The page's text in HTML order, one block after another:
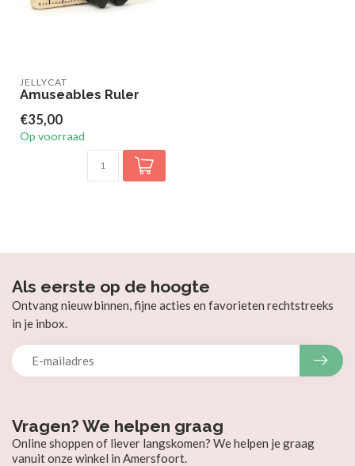
JELLYCAT
Amuseables Ruler
€35,00
Op voorraad
Vragen? We helpen graag
Online shoppen of liever langskomen? We helpen je graag
vanuit onze winkel in Amersfoort.
Als eerste op de hoogte
Ontvang nieuw binnen, fijne acties en favorieten rechtstreeks
in je inbox.